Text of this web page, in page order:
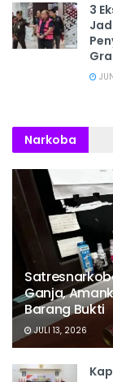
3
Narkoba
Ganja,
Barang Bukti
JULI 13, 2026